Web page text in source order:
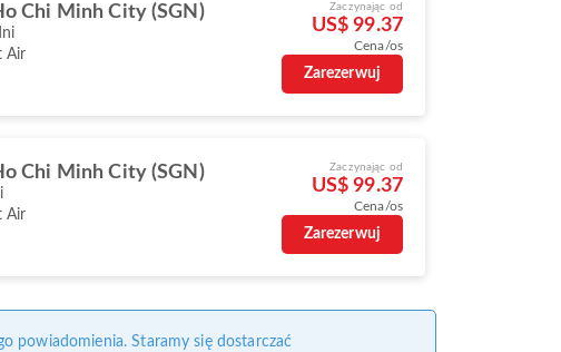
Chi Minh City (SGN)
Air
Zaczynając od
US$ 99.37
Cena/os
Zarezerwuj
Chi Minh City (SGN)
Air
Zaczynając od
US$ 99.37
Cena/os
Zarezerwuj
powiadomienia. Staramy się dostarczać